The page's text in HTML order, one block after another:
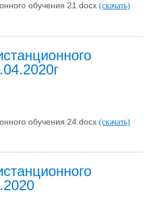
обучения 21.docx (скачать)
обучения 24.docx (скачать)